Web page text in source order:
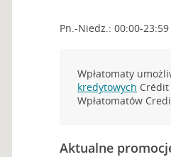
Pn.-Niedz.: 00:00-23:59
Wpłatomaty
kredytowych
Wpłatomatów
Aktualne